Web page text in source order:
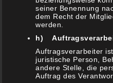
seiner Benennung
dem Recht der
werden.
h)
Auftragsverarbeiter
juristische Person,
andere Stelle, die
Auftrag des